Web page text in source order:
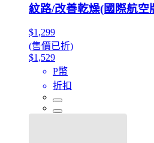
紋路/改善乾燥(國際航空
$1,299
(售價已折)
$1,529
P幣
折扣